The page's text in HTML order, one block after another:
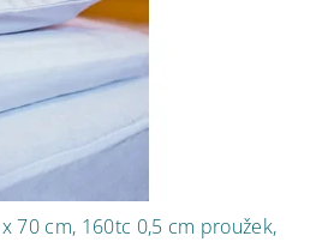
70 cm, 160tc 0,5 cm proužek,